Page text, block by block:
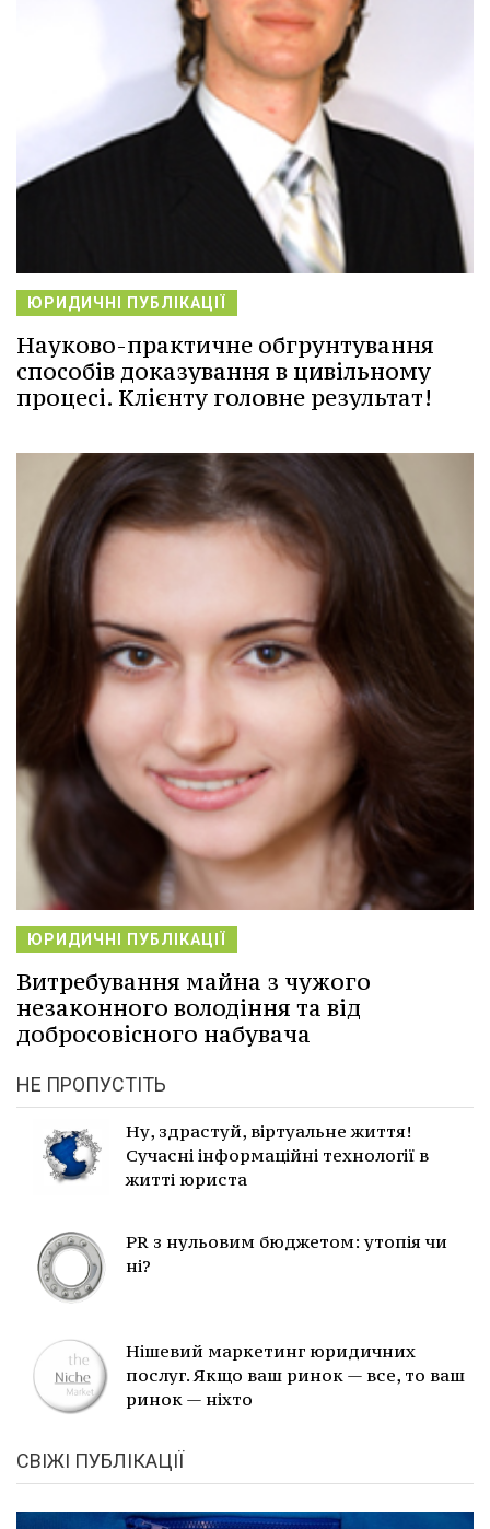
ЮРИДИЧНІ ПУБЛІКАЦІЇ
Науково-практичне обгрунтування
способів доказування в цивільному
процесі. Клієнту головне результат!
ЮРИДИЧНІ ПУБЛІКАЦІЇ
Витребування майна з чужого
незаконного володіння та від
добросовісного набувача
НЕ ПРОПУСТІТЬ
Ну, здрастуй, віртуальне життя!
Сучасні інформаційні технології в
житті юриста
PR з нульовим бюджетом: утопія чи
ні?
Нішевий маркетинг юридичних
послуг. Якщо ваш ринок — все, то ваш
ринок — ніхто
СВІЖІ ПУБЛІКАЦІЇ